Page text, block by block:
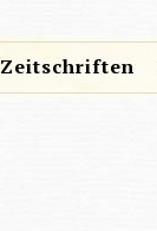
Zeitschriften